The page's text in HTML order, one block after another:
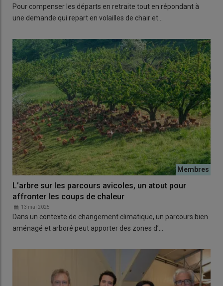
Pour compenser les départs en retraite tout en répondant à
une demande qui repart en volailles de chair et…
L’arbre sur les parcours avicoles, un atout pour
affronter les coups de chaleur
13 mai 2025
Dans un contexte de changement climatique, un parcours bien
aménagé et arboré peut apporter des zones d’…